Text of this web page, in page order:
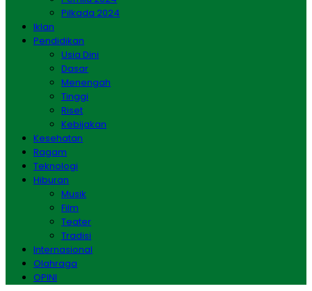
Pilkada 2024
Iklan
Pendidikan
Usia Dini
Dasar
Menengah
Tinggi
Riset
Kebijakan
Kesehatan
Ragam
Teknologi
Hiburan
Musik
Film
Teater
Tradisi
Internasional
Olahraga
OPINI